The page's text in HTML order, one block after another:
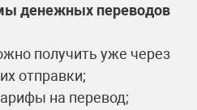
денежных переводов
получить уже через
отправки;
на перевод;